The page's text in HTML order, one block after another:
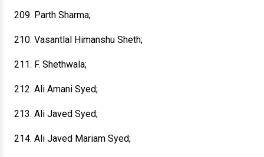
209. Parth Sharma;
210. Vasantlal Himanshu Sheth;
211. F. Shethwala;
212. Ali Amani Syed;
213. Ali Javed Syed;
214. Ali Javed Mariam Syed;